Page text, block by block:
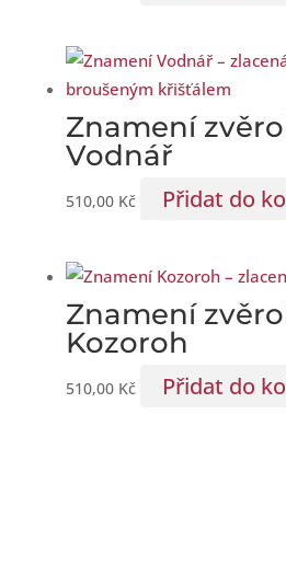
Znamení
Vodnář
510,00 Kč Přidat do
Znamení
Kozoroh
510,00 Kč Přidat do